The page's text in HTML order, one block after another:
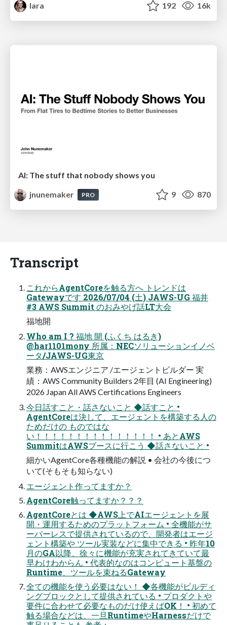
lara
192 16k
AI: The stuff that nobody shows you
jnunemaker
PRO 9 870
Transcript
これからAgentCoreを触る方へ トレンドは
Gatewayです 2026/07/04 (土) JAWS-UG 福井
#3 AWS Summit のおみやげ話LT大会
福地開
Who am I ? 福地 開 (ふくち はるき)
@har1101mony 所属：NECソリューションイノベ
ータ/JAWS-UG東京
業務：AWSエンジニア /エージェントビルダー 実
績：AWS Community Builders 2年目 (AI Engineering)
2026 Japan All AWS Certifications Engineers
今日話すこと・話さないこと ◆話すこと •
AgentCoreは決して、エージェントを構築する人の
ためだけの ものではな
い！！！！！！！！！！！！！！！ • あとAWS
SummitはAWSブースに行こう ◆話さないこと •
細かいAgentCore各種機能の解説 • 会社の今後につ
いて(そもそも知らない)
エージェント作ってますか？
AgentCore触ってますか？？？
AgentCoreとは ◆AWS上でAIエージェントを展
開・運用するためのプラットフォーム • 全機能がサ
ーバーレスで提供されているので、開発者はエージ
ェント構築や ツール実装などに集中できる • 昨年10
月のGA以降、徐々に機能が充実されてきていて最
早わけわからん • 代表的なのはコンピュート基盤の
Runtime、ツールを束ねるGateway
全ての機能を使う必要はない！ ◆各機能がビルディ
ングブロックとして提供されている • プロダクトや
要件に合わせて必要なものだけ使えばOK！ • 初めて
触る場合などは、一旦RuntimeやHarnessだけで